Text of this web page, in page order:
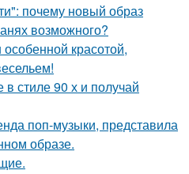
почему новый образ
возможного?
красотой,
стиле 90 х и получай
поп-музыки, представила
образе.